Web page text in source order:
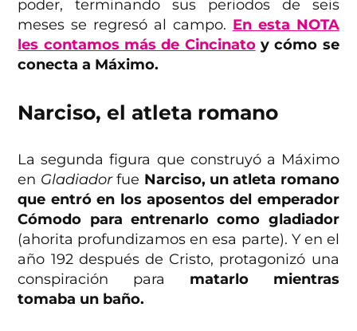
poder, terminando sus periodos de seis
meses se regresó al campo. En esta NOTA
les contamos más de Cincinatoy cómo se
conecta a Máximo.
Narciso, el atleta romano
La segunda figura que construyó a Máximo
en Gladiadorfue Narciso, un atleta romano
que entró en los aposentos del emperador
Cómodo para entrenarlo como gladiador
(ahorita profundizamos en esa parte). Y en el
año 192 después de Cristo, protagonizó una
conspiración para matarlo mientras
tomaba un baño.